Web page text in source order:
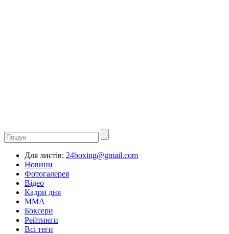
Для листів: 24boxing@gmail.com
Новини
Фотогалерея
Відео
Кадри дня
ММА
Боксери
Рейтинги
Всі теги